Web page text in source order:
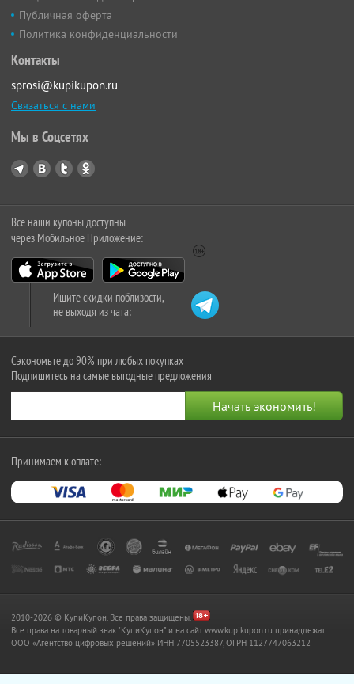
Публичная оферта
Политика конфиденциальности
Контакты
sprosi@kupikupon.ru
Связаться с нами
Мы в Соцсетях
Все наши купоны доступны
через Мобильное Приложение:
Ищите скидки поблизости,
не выходя из чата:
Сэкономьте до 90% при любых покупках
Подпишитесь на самые выгодные предложения
Принимаем к оплате:
2010-2026 © КупиКупон. Все права защищены.
Все права на товарный знак "КупиКупон" и на сайт www.kupikupon.ru принадлежат
OOO «Агентство цифровых решений» ИНН 7705523387, ОГРН 1127747063212